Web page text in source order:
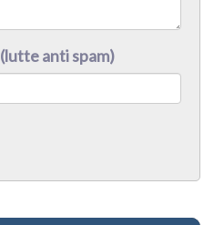
(lutte anti spam)